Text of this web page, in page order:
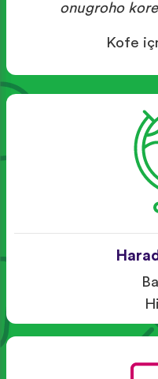
onugroho
Kofe